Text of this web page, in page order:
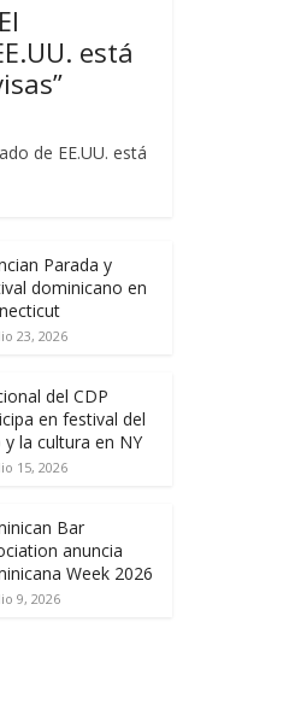
está
de EE.UU. está
Parada y
dominicano en
23, 2026
del CDP
en festival del
y la cultura en NY
15, 2026
Bar
anuncia
Week 2026
9, 2026